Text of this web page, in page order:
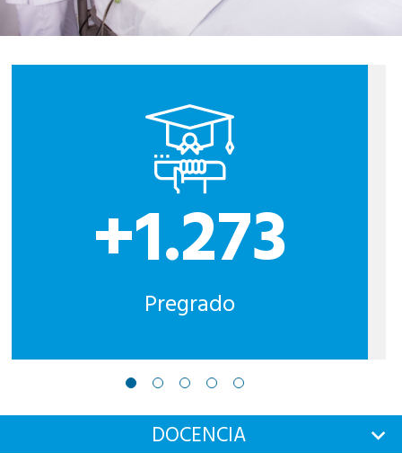
+1.273
Pregrado
DOCENCIA